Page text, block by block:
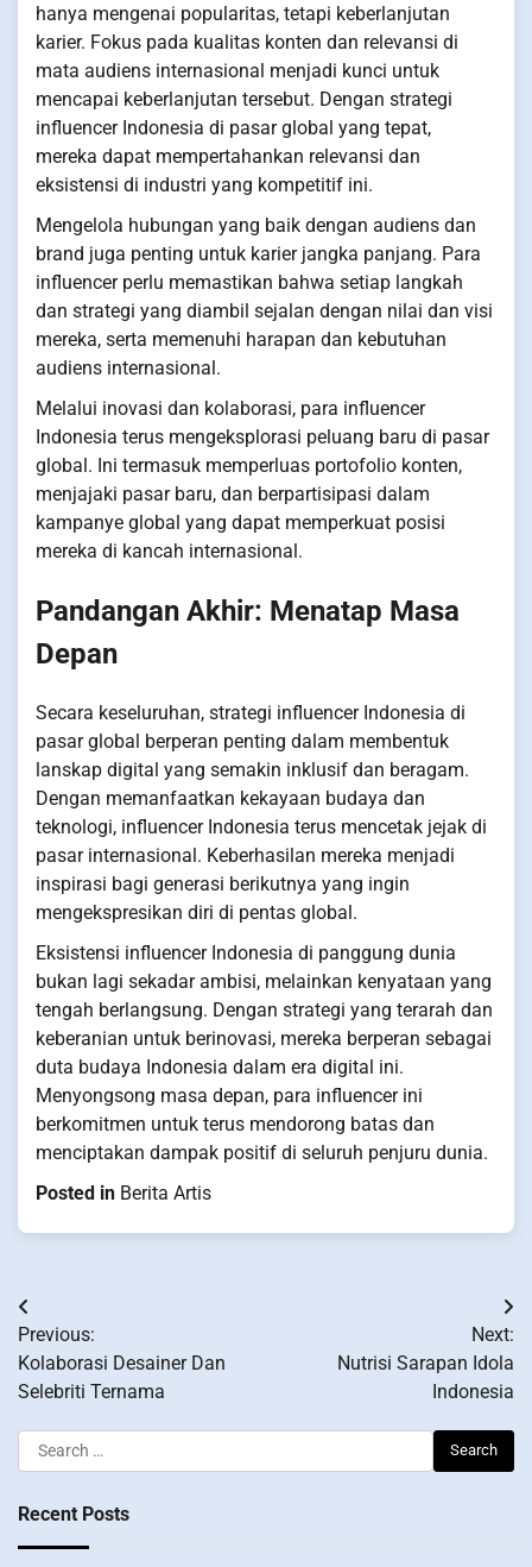
hanya mengenai popularitas, tetapi keberlanjutan
karier. Fokus pada kualitas konten dan relevansi di
mata audiens internasional menjadi kunci untuk
mencapai keberlanjutan tersebut. Dengan strategi
influencer Indonesia di pasar global yang tepat,
mereka dapat mempertahankan relevansi dan
eksistensi di industri yang kompetitif ini.
Mengelola hubungan yang baik dengan audiens dan
brand juga penting untuk karier jangka panjang. Para
influencer perlu memastikan bahwa setiap langkah
dan strategi yang diambil sejalan dengan nilai dan visi
mereka, serta memenuhi harapan dan kebutuhan
audiens internasional.
Melalui inovasi dan kolaborasi, para influencer
Indonesia terus mengeksplorasi peluang baru di pasar
global. Ini termasuk memperluas portofolio konten,
menjajaki pasar baru, dan berpartisipasi dalam
kampanye global yang dapat memperkuat posisi
mereka di kancah internasional.
Pandangan Akhir: Menatap Masa
Depan
Secara keseluruhan, strategi influencer Indonesia di
pasar global berperan penting dalam membentuk
lanskap digital yang semakin inklusif dan beragam.
Dengan memanfaatkan kekayaan budaya dan
teknologi, influencer Indonesia terus mencetak jejak di
pasar internasional. Keberhasilan mereka menjadi
inspirasi bagi generasi berikutnya yang ingin
mengekspresikan diri di pentas global.
Eksistensi influencer Indonesia di panggung dunia
bukan lagi sekadar ambisi, melainkan kenyataan yang
tengah berlangsung. Dengan strategi yang terarah dan
keberanian untuk berinovasi, mereka berperan sebagai
duta budaya Indonesia dalam era digital ini.
Menyongsong masa depan, para influencer ini
berkomitmen untuk terus mendorong batas dan
menciptakan dampak positif di seluruh penjuru dunia.
Posted in Berita Artis
Post
navigation
Previous:
Kolaborasi Desainer Dan
Selebriti Ternama
Next:
Nutrisi Sarapan Idola
Indonesia
Search
for:
Recent Posts